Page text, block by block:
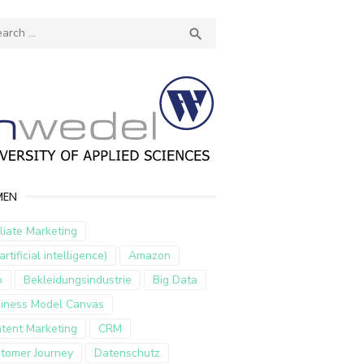

Marketing
intelligence)
Amazon
Bekleidungsindustrie
Big Data
Model Canvas
Marketing
CRM
Journey
Datenschutz